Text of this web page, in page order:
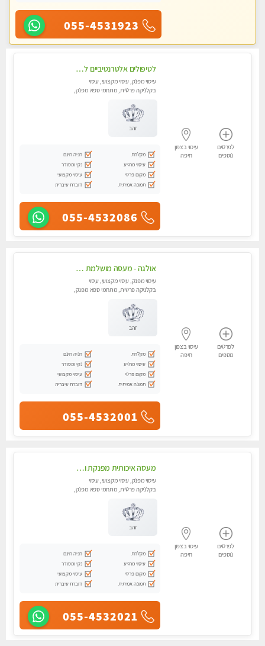
055-4531923
לפרטים
נוספים
עיסוי בצפון
חיפה
לטיפולים אלטרנטיביים לעיסוי מרגיע ומפנק VIP-מומלץ לחלוטין! פרטי! ​​​​​​ Highly recommended-לקביעת תור נא להתקשר ....
עיסוי מפנק, עיסוי מקצועי, עיסוי
בקלניקה פרטית, מתחמי ספא מפנק,
זהב
מקלחת
חניה חינם
עיסוי מרגיע
נקי ומסודר
מקום פרטי
עיסוי מקצועי
תמונה אמיתית
דוברת עיברית
055-4532086
לפרטים
נוספים
עיסוי בצפון
חיפה
אולגה - מעסה מושלמת חדשה בעיר ! בחיפה טל - 052-5738058
עיסוי מפנק, עיסוי מקצועי, עיסוי
בקלניקה פרטית, מתחמי ספא מפנק,
עיסוי טנטרה
זהב
מקלחת
חניה חינם
עיסוי מרגיע
נקי ומסודר
מקום פרטי
עיסוי מקצועי
תמונה אמיתית
דוברת עיברית
055-4532001
לפרטים
נוספים
עיסוי בצפון
חיפה
מעסה איכותית מפנקת ומקצועית
עיסוי מפנק, עיסוי מקצועי, עיסוי
בקלניקה פרטית, מתחמי ספא מפנק,
זהב
מקלחת
חניה חינם
עיסוי מרגיע
נקי ומסודר
מקום פרטי
עיסוי מקצועי
תמונה אמיתית
דוברת עיברית
055-4532021